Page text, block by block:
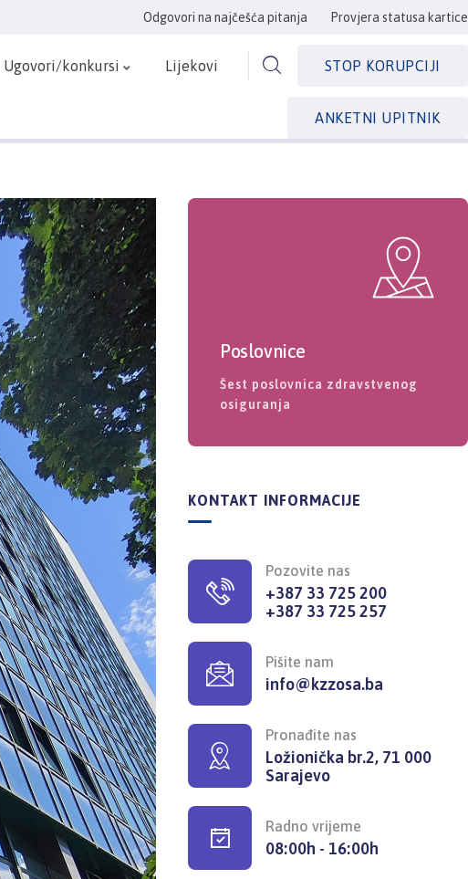
Odgovori na najčešća pitanja Provjera statusa kartice
Ugovori/konkursi Lijekovi STOP KORUPCIJI
ANKETNI UPITNIK
Poslovnice
Šest poslovnica zdravstvenog
osiguranja
KONTAKT INFORMACIJE
Pozovite nas
+387 33 725 200
+387 33 725 257
Pišite nam
info@kzzosa.ba
Pronađite nas
Ložionička br.2, 71 000
Sarajevo
Radno vrijeme
08:00h - 16:00h